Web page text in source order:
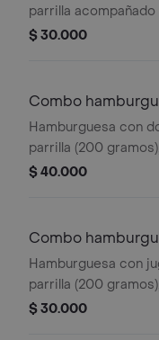
parrilla
casa plátano
acompañada de
salsas. acompañada
francesa y coca-
$ 30.000
Combo
Hamburguesa con
parrilla (200
desmechado,
francesa y salsas.
papas a la francesa
ml
$ 40.000
Combo
maravilla
Hamburguesa con
parrilla (200
casa, plátano
$ 30.000